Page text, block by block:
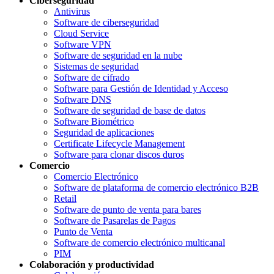
Antivirus
Software de ciberseguridad
Cloud Service
Software VPN
Software de seguridad en la nube
Sistemas de seguridad
Software de cifrado
Software para Gestión de Identidad y Acceso
Software DNS
Software de seguridad de base de datos
Software Biométrico
Seguridad de aplicaciones
Certificate Lifecycle Management
Software para clonar discos duros
Comercio
Comercio Electrónico
Software de plataforma de comercio electrónico B2B
Retail
Software de punto de venta para bares
Software de Pasarelas de Pagos
Punto de Venta
Software de comercio electrónico multicanal
PIM
Colaboración y productividad